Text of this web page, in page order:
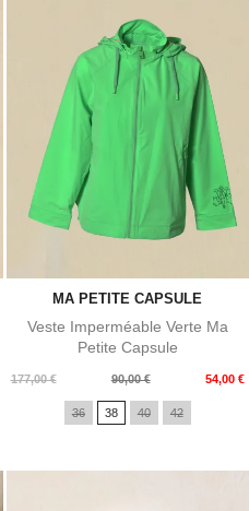
MA PETITE CAPSULE
Veste Imperméable Verte Ma
Petite Capsule
177,00 €
Prix
90,00 € 54,00 €
Prix
36 38 40 42